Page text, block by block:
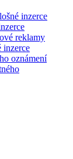
inzerce
reklamy
inzerce
oznámení